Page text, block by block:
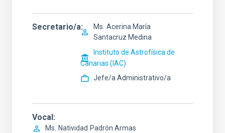
Secretario/a Ms. Acerina María
Santacruz Medina
Instituto de Astrofísica de
Canarias (IAC)
Jefe/a Administrativo/a
Vocal
Ms. Natividad Padrón Armas